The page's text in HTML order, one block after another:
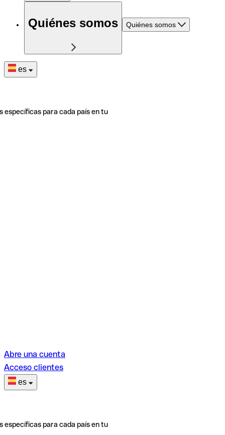
Quiénes somos Quiénes somos
es
específicas para cada país en tu
Abre una cuenta
Acceso clientes
es
específicas para cada país en tu